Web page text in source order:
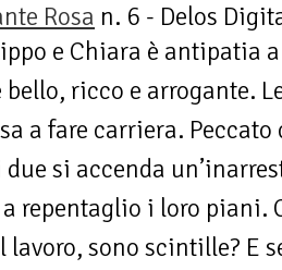
Rosa n. 6 - Delos
e Chiara è antipatia a
ricco e arrogante.
a fare carriera.
si accenda
repentaglio i loro piani.
lavoro, sono scintille? E